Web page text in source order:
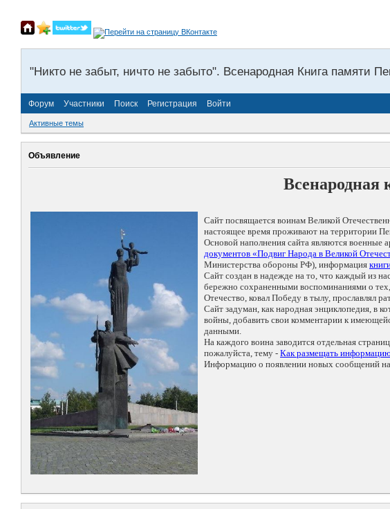
"Никто не забыт, ничто не забыто". Всенародная Книга памяти
Форум Участники Поиск Регистрация Войти
Активные темы
Объявление
Всенародная
Сайт посвящается воинам Великой
настоящее время проживают на территории
Основой наполнения сайта являются военные
документов «Подвиг Народа в Великой
Министерства обороны РФ), информация
Сайт создан в надежде на то, что каждый из
бережно сохраненными воспоминаниями о
Отечество, ковал Победу в тылу, прославлял
Сайт задуман, как народная энциклопедия, в
войны, добавить свои комментарии к
данными.
На каждого воина заводится отдельная
пожалуйста, тему - Как размещать
Информацию о появлении новых сообщений на